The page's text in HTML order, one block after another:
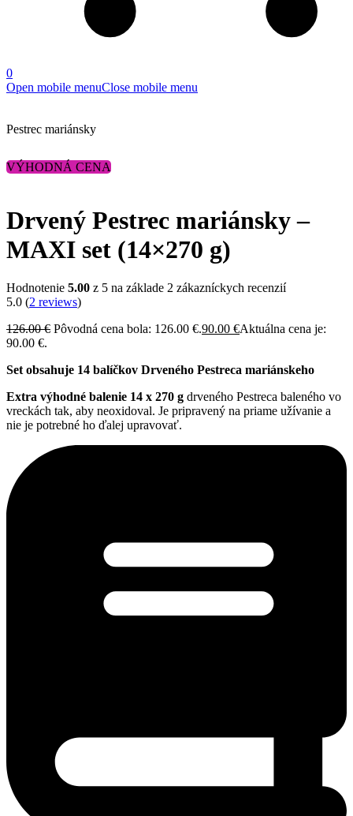
0
Open mobile menuClose mobile menu
Pestrec mariánsky
VÝHODNÁ CENA
Drvený Pestrec mariánsky –
MAXI set (14×270 g)
Hodnotenie 5.00 z 5 na základe 2 zákazníckych recenzií
5.0 (2 reviews)
126.00€ Pôvodná cena bola: 126.00 €.90.00 €Aktuálna cena je:
90.00 €.
Set obsahuje 14 balíčkov Drveného Pestreca mariánskeho
Extra výhodné balenie 14 x 270 g drveného Pestreca baleného vo
vreckách tak, aby neoxidoval. Je pripravený na priame užívanie a
nie je potrebné ho ďalej upravovať.